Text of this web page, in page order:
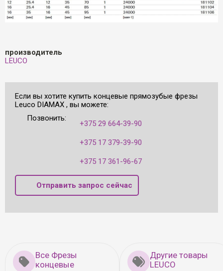
производитель
LEUCO
Если вы хотите купить концевые прямозубые фрезы
Leuco DIAMAX , вы можете:
Позвонить:
+375 29 664-39-90
+375 17 379-39-90
+375 17 361-96-67
Отправить запрос сейчас
Все Фрезы
концевые
Другие товары
LEUCO